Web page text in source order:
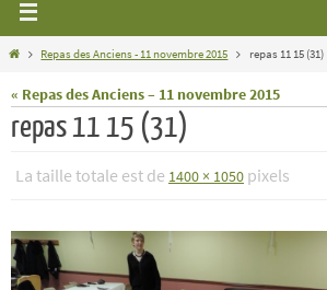
HomeRepas des Anciens - 11 novembre 2015 repas 11 15 (31)
« Repas des Anciens – 11 novembre 2015
repas 11 15 (31)
La taille totale est de 1400 × 1050 pixels